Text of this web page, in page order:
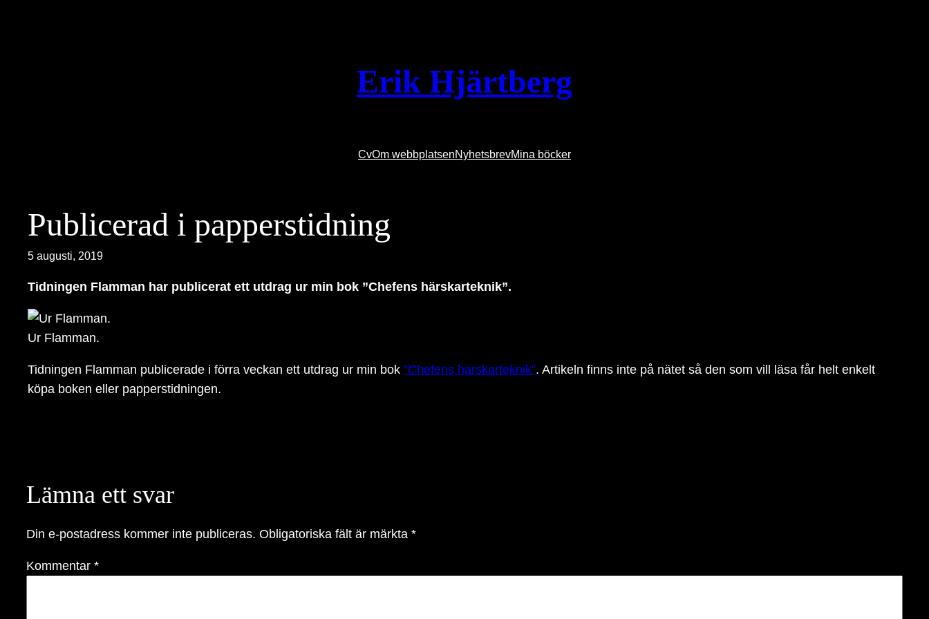
Erik Hjärtberg
CvOm webbplatsenNyhetsbrevMina böcker
Publicerad i papperstidning
5 augusti, 2019
Tidningen Flamman har publicerat ett utdrag ur min bok ”Chefens härskarteknik”.
Ur Flamman.
Tidningen Flamman publicerade i förra veckan ett utdrag ur min bok ”Chefens härskarteknik”. Artikeln finns inte på nätet så den som vill läsa får helt enkelt
köpa boken eller papperstidningen.
Lämna ett svar
Din e-postadress kommer inte publiceras. Obligatoriska fält är märkta *
Kommentar *